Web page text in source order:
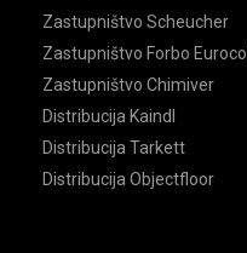
Zastupništvo Scheucher
Zastupništvo Forbo Eurocol
Zastupništvo Chimiver
Distribucija Kaindl
Distribucija Tarkett
Distribucija Objectfloor